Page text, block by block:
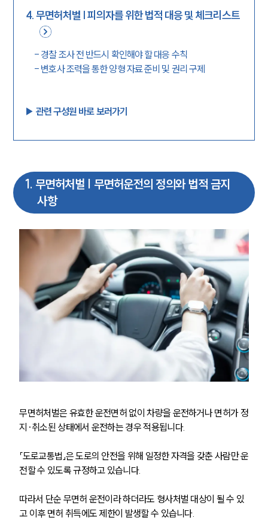
4.무면허처벌 | 피의자를 위한 법적 대응 및 체크리스트
- 경찰 조사 전 반드시 확인해야 할 대응 수칙
- 변호사 조력을 통한 양형 자료 준비 및 권리 구제
▶︎ 관련 구성원 바로 보러가기
1. 무면허처벌 | 무면허운전의 정의와 법적 금지
사항
무면허처벌은 유효한 운전면허 없이 차량을 운전하거나 면허가 정
지·취소된 상태에서 운전하는 경우 적용됩니다.
「도로교통법」은 도로의 안전을 위해 일정한 자격을 갖춘 사람만 운
전할 수 있도록 규정하고 있습니다.
따라서 단순 무면허 운전이라 하더라도 형사처벌 대상이 될 수 있
고 이후 면허 취득에도 제한이 발생할 수 있습니다.